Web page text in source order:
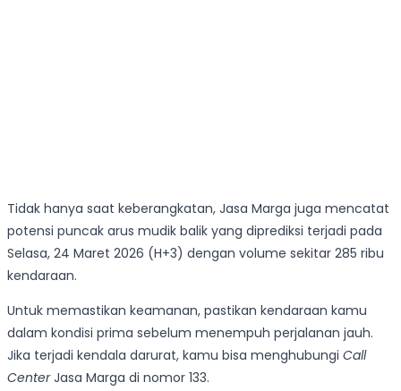
Tidak hanya saat keberangkatan, Jasa Marga juga mencatat
potensi puncak arus mudik balik yang diprediksi terjadi pada
Selasa, 24 Maret 2026 (H+3) dengan volume sekitar 285 ribu
kendaraan.
Untuk memastikan keamanan, pastikan kendaraan kamu
dalam kondisi prima sebelum menempuh perjalanan jauh.
Jika terjadi kendala darurat, kamu bisa menghubungi Call
CenterJasa Marga di nomor 133.